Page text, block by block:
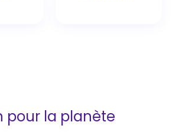
pour la planète